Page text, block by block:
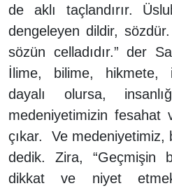
de aklı taçlandırır.
dengeleyen dildir,
sözün celladıdır.” der
İlime, bilime, hikmete,
dayalı olursa,
medeniyetimizin
çıkar. Ve medeniyetimiz,
dedik. Zira, “Geçmişin
dikkat ve niyet